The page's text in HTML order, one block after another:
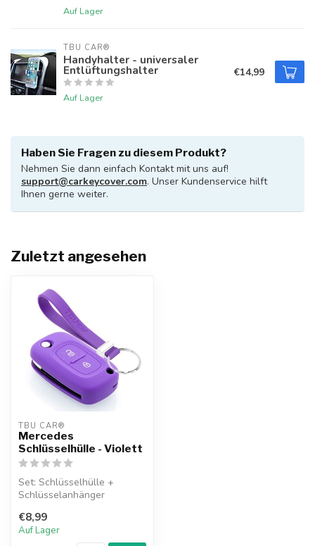
Auf Lager
TBU CAR®
Handyhalter - universaler
Entlüftungshalter
Auf Lager
€14,99
Haben Sie Fragen zu diesem Produkt?
Nehmen Sie dann einfach Kontakt mit uns auf!
support@carkeycover.com. Unser Kundenservice hilft
Ihnen gerne weiter.
Zuletzt angesehen
TBU CAR®
Mercedes
Schlüsselhülle - Violett
Set: Schlüsselhülle +
Schlüsselanhänger
€8,99
Auf Lager